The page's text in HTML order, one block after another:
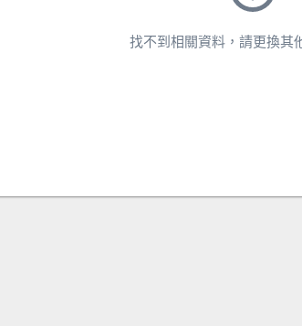
找不到相關資料，請更換其